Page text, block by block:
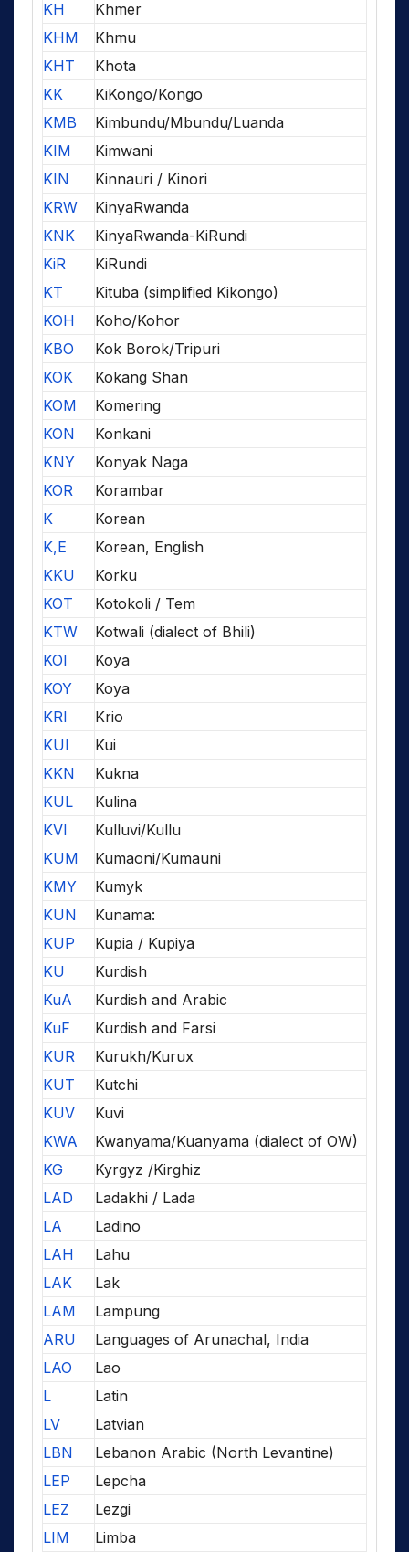
KH
Khmer
KHM
Khmu
KHT
Khota
KK
KiKongo/Kongo
KMB
Kimbundu/Mbundu/Luanda
KIM
Kimwani
KIN
Kinnauri / Kinori
KRW
KinyaRwanda
KNK
KinyaRwanda-KiRundi
KiR
KiRundi
KT
Kituba (simplified Kikongo)
KOH
Koho/Kohor
KBO
Kok Borok/Tripuri
KOK
Kokang Shan
KOM
Komering
KON
Konkani
KNY
Konyak Naga
KOR
Korambar
K
Korean
K,E
Korean, English
KKU
Korku
KOT
Kotokoli / Tem
KTW
Kotwali (dialect of Bhili)
KOI
Koya
KOY
Koya
KRI
Krio
KUI
Kui
KKN
Kukna
KUL
Kulina
KVI
Kulluvi/Kullu
KUM
Kumaoni/Kumauni
KMY
Kumyk
KUN
Kunama:
KUP
Kupia / Kupiya
KU
Kurdish
KuA
Kurdish and Arabic
KuF
Kurdish and Farsi
KUR
Kurukh/Kurux
KUT
Kutchi
KUV
Kuvi
KWA
Kwanyama/Kuanyama (dialect of OW)
KG
Kyrgyz /Kirghiz
LAD
Ladakhi / Lada
LA
Ladino
LAH
Lahu
LAK
Lak
LAM
Lampung
ARU
Languages of Arunachal, India
LAO
Lao
L
Latin
LV
Latvian
LBN
Lebanon Arabic (North Levantine)
LEP
Lepcha
LEZ
Lezgi
LIM
Limba